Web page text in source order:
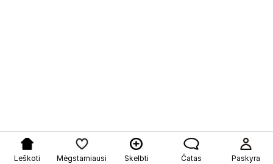
Leškoti Mėgstamiausi Skelbti Čatas Paskyra